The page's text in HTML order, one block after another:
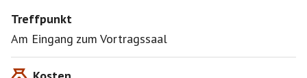
anmeldung@daz.org
Sorry, sehr kurzfristig, ich hoffe es gibt noch genug
freie Plätze VG Addy
Treffpunkt
Am Eingang zum Vortragssaal